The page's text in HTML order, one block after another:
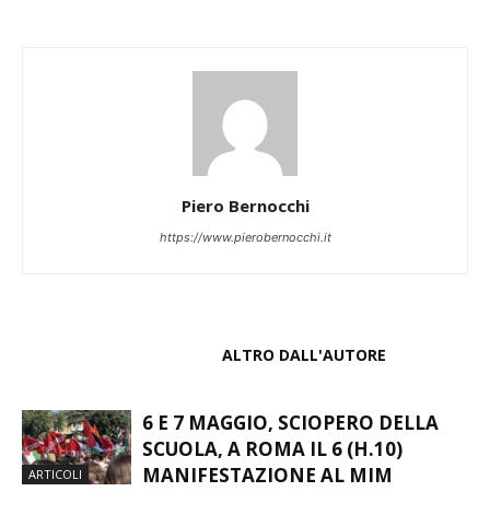
Piero Bernocchi
https://www.pierobernocchi.it
ALTRO DALL'AUTORE
ARTICOLI
6 E 7 MAGGIO, SCIOPERO DELLA
SCUOLA, A ROMA IL 6 (H.10)
MANIFESTAZIONE AL MIM